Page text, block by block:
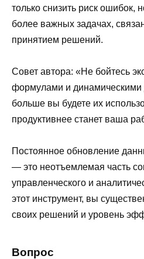
только снизить риск ошибок,
более важных задачах,
принятием решений.
Совет автора: «Не бойтесь
формулами и
больше вы будете их
продуктивнее станет ваша
Постоянное обновление
— это неотъемлемая часть
управленческого и
этот инструмент, вы
своих решений и уровень
Вопрос